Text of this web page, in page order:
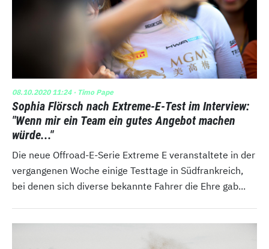
08.10.2020 11:24· Timo Pape
Sophia Flörsch nach Extreme-E-Test im Interview:
"Wenn mir ein Team ein gutes Angebot machen
würde..."
Die neue Offroad-E-Serie Extreme E veranstaltete in der
vergangenen Woche einige Testtage in Südfrankreich,
bei denen sich diverse bekannte Fahrer die Ehre gab...